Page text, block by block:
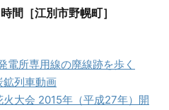
間［江別市野幌町］
電所専用線の廃線跡を歩く
鉱列車動画
大会 2015年（平成27年）開